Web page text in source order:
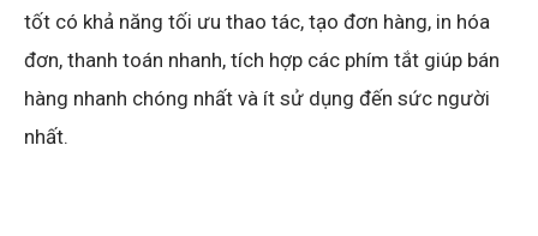
tốt có khả năng tối ưu thao tác, tạo đơn hàng, in hóa
đơn, thanh toán nhanh, tích hợp các phím tắt giúp bán
hàng nhanh chóng nhất và ít sử dụng đến sức người
nhất.